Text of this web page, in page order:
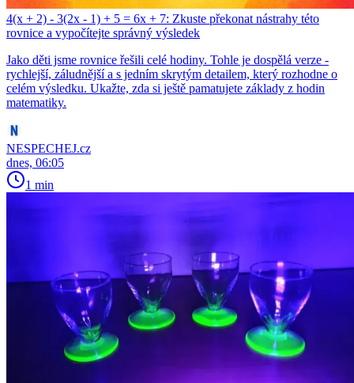
4(x + 2) - 3(2x - 1) + 5 = 6x + 7: Zkuste překonat nástrahy této
rovnice a vypočítejte správný výsledek
Jako děti jsme rovnice řešili celé hodiny. Tohle je dospělá verze -
rychlejší, záludnější a s jedním skrytým detailem, který rozhodne o
celém výsledku. Ukažte, zda si ještě pamatujete základy z hodin
matematiky.
NESPECHEJ.cz
dnes, 06:05
1 min